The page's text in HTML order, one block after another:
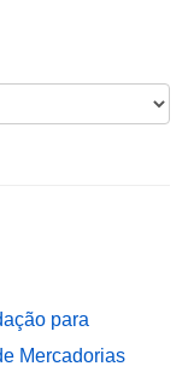
para
Mercadorias